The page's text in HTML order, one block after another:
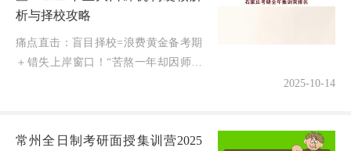
析与择校攻略
痛点直击：盲目择校=浪费黄金备考期
＋错失上岸窗口！“苦熬一年却因师资
焦...
2025-10-14
常州全日制考研面授集训营2025